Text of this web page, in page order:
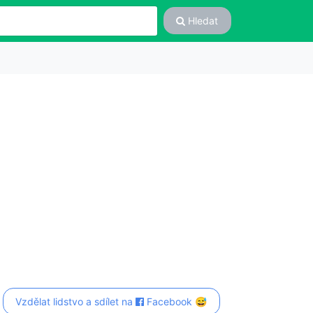
Hledat
Vzdělat lidstvo a sdílet na Facebook 😅